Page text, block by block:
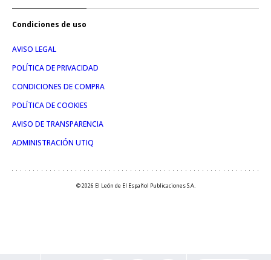
Condiciones de uso
AVISO LEGAL
POLÍTICA DE PRIVACIDAD
CONDICIONES DE COMPRA
POLÍTICA DE COOKIES
AVISO DE TRANSPARENCIA
ADMINISTRACIÓN UTIQ
© 2026 El León de El Español Publicaciones S.A.